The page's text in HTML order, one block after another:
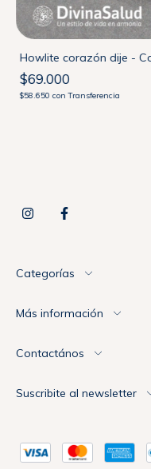
Howlite corazón dije -
$69.000
$58.650con Transferencia
Categorías
Más información
Contactános
Suscribite al newsletter